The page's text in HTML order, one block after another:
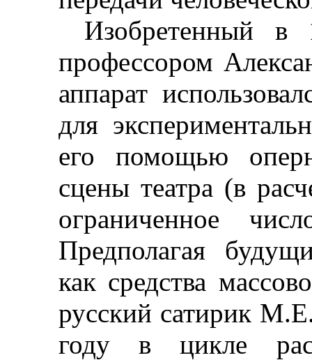
Изобретенный в
профессором
аппарат
для
его помощью
сцены театра (в
ограниченное
Предполагая
как средства
русский сатирик
году в цикле